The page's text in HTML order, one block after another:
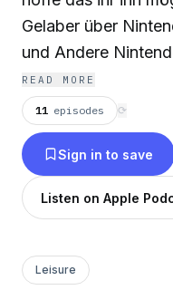
Gelaber über
und Andere
Sprachnachrichten:
https://anchor.fm/
READ MORE
11 episodes ⟳
Sign in to save
Listen on Apple
Leisure